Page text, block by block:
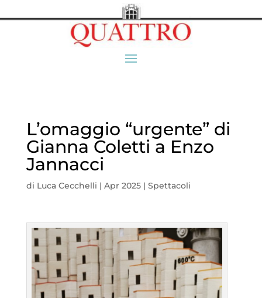
L’omaggio “urgente” di
Gianna Coletti a Enzo
Jannacci
di Luca Cecchelli | Apr 2025| Spettacoli